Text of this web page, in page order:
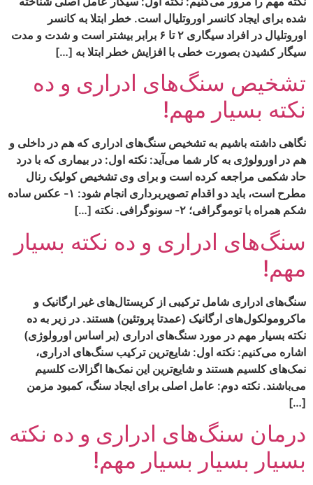
شده برای ایجاد کانسر اوروتلیال است. خطر ابتلا به کانسر
اوروتلیال در افراد سیگاری ۲ تا ۶ برابر بیشتر است و شدت و مدت
سیگار کشیدن بصورت خطی با افزایش خطر ابتلا به […]
تشخیص سنگ‌های ادراری و ده
نکته بسیار مهم!
نگاهی داشته باشیم به تشخیص سنگ‌های ادراری که هم در داخلی و
هم در اورولوژی به کار شما می‌آید: نکته اول: در بیماری که با درد
حاد شکمی مراجعه کرده است و برای وی تشخیص کولیک رنال
مطرح است، باید دو اقدام تصویربرداری انجام شود: ۱- عکس ساده
شکم همراه با توموگرافی؛ ۲- سونوگرافی. نکته […]
سنگ‌های ادراری و ده نکته بسیار
مهم!
سنگ‌های ادراری شامل ترکیبی از کریستال‌های غیر ارگانیک و
ماکرومولکول‌های ارگانیک (عمدتا پروتئین) هستند. در زیر به ده
نکته بسیار مهم در مورد سنگ‌های ادراری (بر اساس اورولوژی)
اشاره می‌کنیم: نکته اول: شایع‌ترین ترکیب سنگ‌های ادراری،
نمک‌های کلسیم هستند و شایع‌ترین این نمک‌ها اگزالات کلسیم
می‌باشند. نکته دوم: عامل اصلی برای ایجاد سنگ، کمبود مزمن
[…]
درمان سنگ‌های ادراری و ده نکته
بسیار بسیار بسیار مهم!